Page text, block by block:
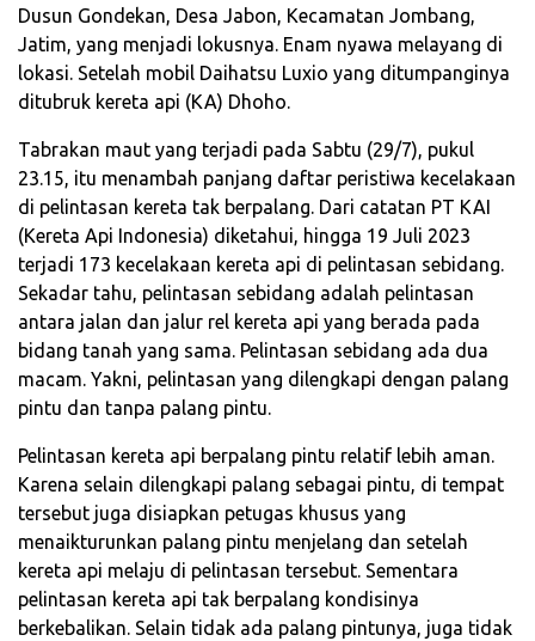
Dusun Gondekan, Desa Jabon, Kecamatan Jombang,
Jatim, yang menjadi lokusnya. Enam nyawa melayang di
lokasi. Setelah mobil Daihatsu Luxio yang ditumpanginya
ditubruk kereta api (KA) Dhoho.
Tabrakan maut yang terjadi pada Sabtu (29/7), pukul
23.15, itu menambah panjang daftar peristiwa kecelakaan
di pelintasan kereta tak berpalang. Dari catatan PT KAI
(Kereta Api Indonesia) diketahui, hingga 19 Juli 2023
terjadi 173 kecelakaan kereta api di pelintasan sebidang.
Sekadar tahu, pelintasan sebidang adalah pelintasan
antara jalan dan jalur rel kereta api yang berada pada
bidang tanah yang sama. Pelintasan sebidang ada dua
macam. Yakni, pelintasan yang dilengkapi dengan palang
pintu dan tanpa palang pintu.
Pelintasan kereta api berpalang pintu relatif lebih aman.
Karena selain dilengkapi palang sebagai pintu, di tempat
tersebut juga disiapkan petugas khusus yang
menaikturunkan palang pintu menjelang dan setelah
kereta api melaju di pelintasan tersebut. Sementara
pelintasan kereta api tak berpalang kondisinya
berkebalikan. Selain tidak ada palang pintunya, juga tidak